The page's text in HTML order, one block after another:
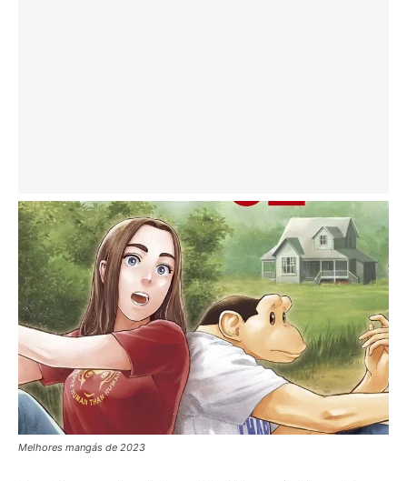
Melhores mangás de 2023